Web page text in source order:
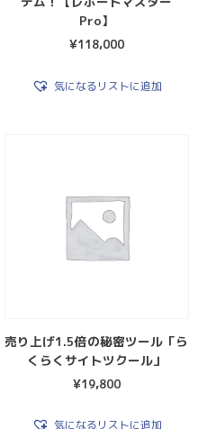
Pro】
¥118,000
気になるリストに追加
売り上げ1.5倍の秘密ツール「ら
くらくサイトツクール」
¥19,800
気になるリストに追加